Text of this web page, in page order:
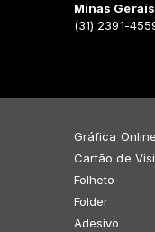
Minas Gerais
(31) 2391-
Gráfica Online
Cartão de
Folheto
Folder
Adesivo